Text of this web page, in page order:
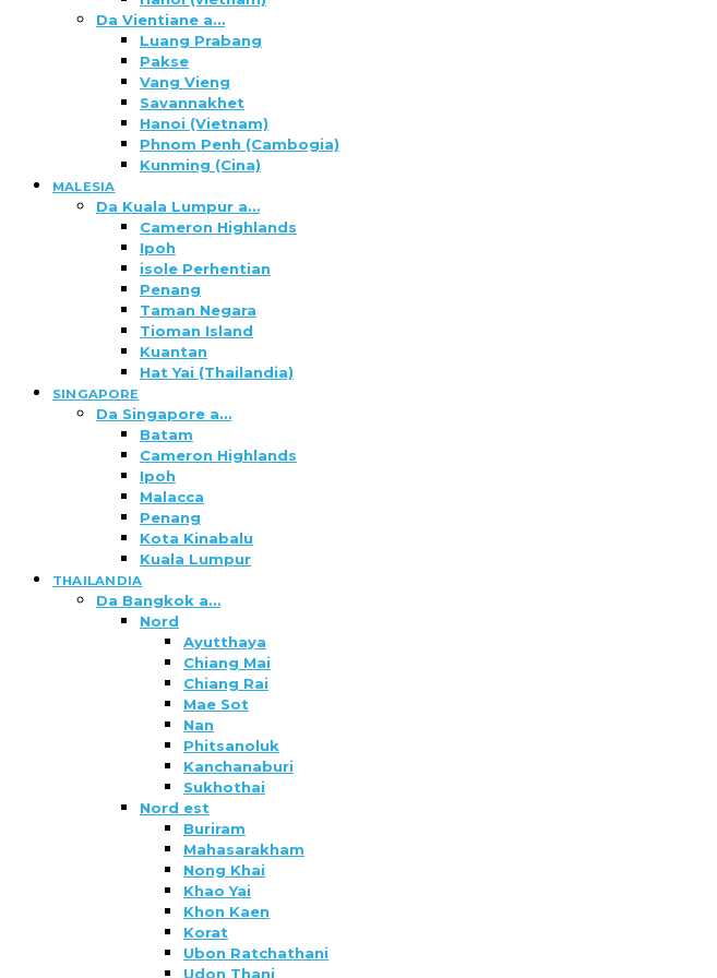
Da Vientiane a…
Luang Prabang
Pakse
Vang Vieng
Savannakhet
Hanoi (Vietnam)
Phnom Penh (Cambogia)
Kunming (Cina)
MALESIA
Da Kuala Lumpur a…
Cameron Highlands
Ipoh
isole Perhentian
Penang
Taman Negara
Tioman Island
Kuantan
Hat Yai (Thailandia)
SINGAPORE
Da Singapore a…
Batam
Cameron Highlands
Ipoh
Malacca
Penang
Kota Kinabalu
Kuala Lumpur
THAILANDIA
Da Bangkok a…
Nord
Ayutthaya
Chiang Mai
Chiang Rai
Mae Sot
Nan
Phitsanoluk
Kanchanaburi
Sukhothai
Nord est
Buriram
Mahasarakham
Nong Khai
Khao Yai
Khon Kaen
Korat
Ubon Ratchathani
Udon Thani